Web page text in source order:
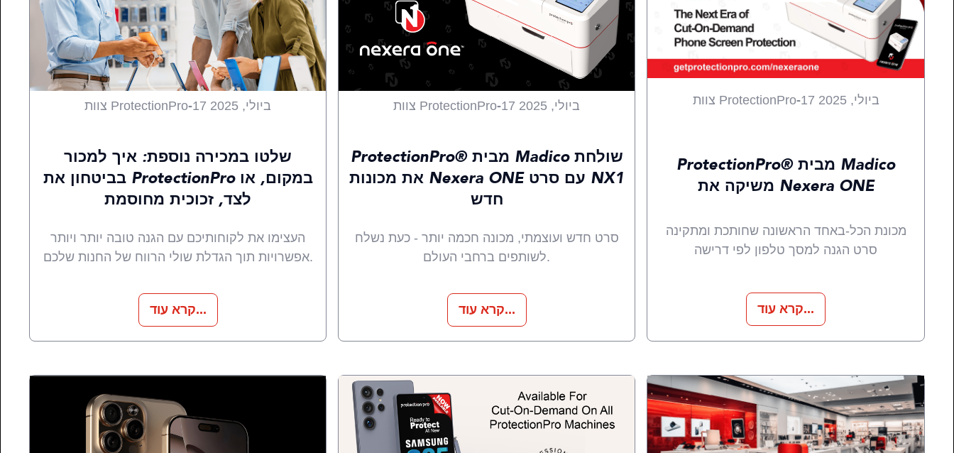
צוות ProtectionPro-
17 ביולי, 2025
שלטו במכירה נוספת: איך למכור
בביטחון את ProtectionPro במקום, או
לצד, זכוכית מחוסמת
העצימו את לקוחותיכם עם הגנה טובה יותר ויותר
אפשרויות תוך הגדלת שולי הרווח של החנות שלכם.
קרא עוד...
צוות ProtectionPro-
17 ביולי, 2025
ProtectionPro® מבית Madico שולחת
את מכונות Nexera ONE עם סרט NX1
חדש
סרט חדש ועוצמתי, מכונה חכמה יותר - כעת נשלח
לשותפים ברחבי העולם.
קרא עוד...
צוות ProtectionPro- 17 ביולי, 2025
ProtectionPro® מבית Madico
משיקה את Nexera ONE
מכונת הכל-באחד הראשונה שחותכת ומתקינה
סרט הגנה למסך טלפון לפי דרישה
קרא עוד...